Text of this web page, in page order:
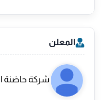
المعلن
شركة حاضنة